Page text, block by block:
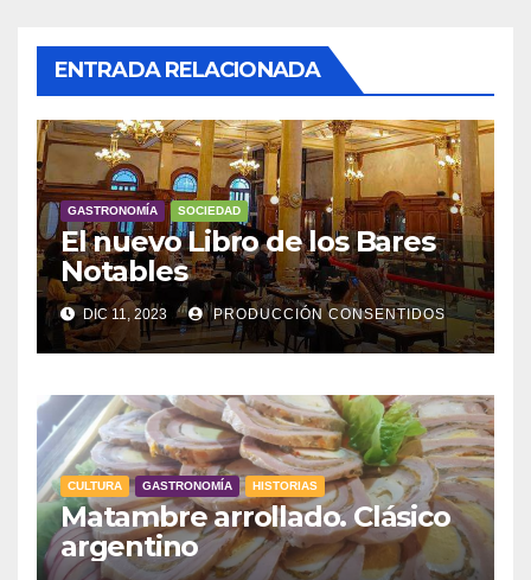
ENTRADA RELACIONADA
GASTRONOMÍA SOCIEDAD
El nuevo Libro de los Bares
Notables
DIC 11, 2023 PRODUCCIÓN CONSENTIDOS
CULTURA GASTRONOMÍA HISTORIAS
Matambre arrollado. Clásico
argentino